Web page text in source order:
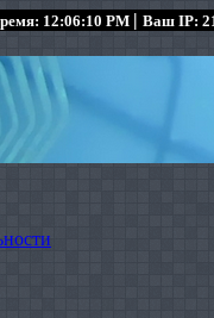
12:06:10 PM | Ваш IP: